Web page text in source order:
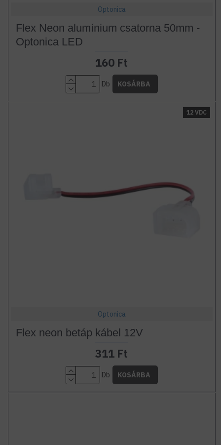
Optonica
Flex Neon alumínium csatorna 50mm -
Optonica LED
160 Ft
Db KOSÁRBA
12 VDC
Optonica
Flex neon betáp kábel 12V
311 Ft
Db KOSÁRBA